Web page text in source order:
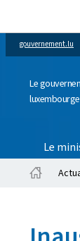
gouvernement.lu
Le
Le